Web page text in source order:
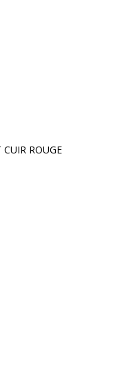
ROUGE